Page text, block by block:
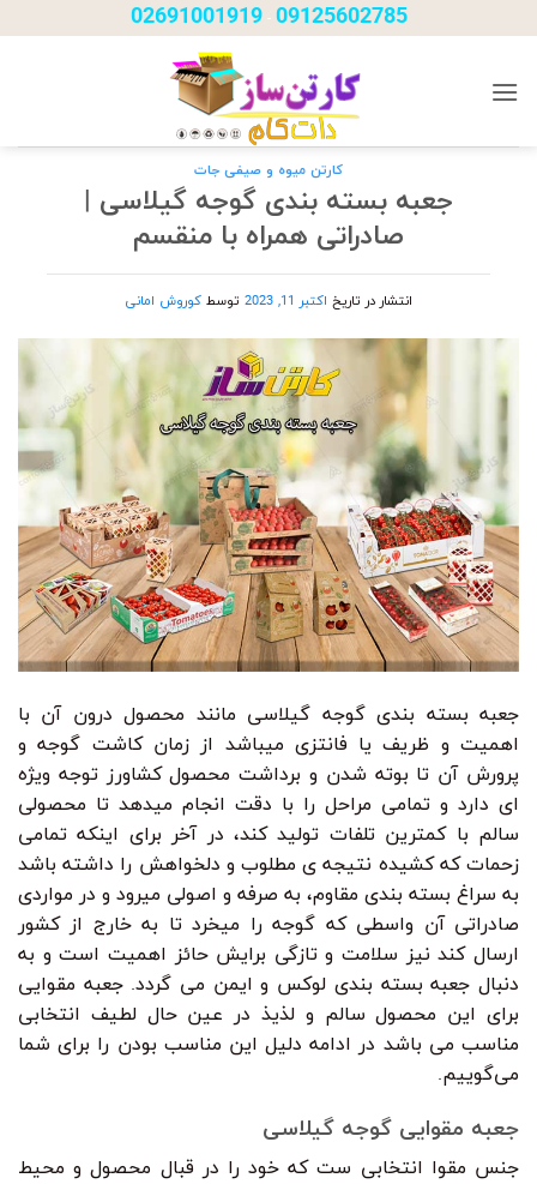
to
09125602785
-
02691001919
کارتن میوه و صیفی جات
جعبه بسته بندی گوجه گیلاسی |
صادراتی همراه با منقسم
انتشار در تاریخ اکتبر 11, 2023 توسط کوروش امانی
جعبه بسته بندی گوجه گیلاسی مانند محصول درون آن با
اهمیت و ظریف یا فانتزی میباشد از زمان کاشت گوجه و
پرورش آن تا بوته شدن و برداشت محصول کشاورز توجه ویژه
ای دارد و تمامی مراحل را با دقت انجام میدهد تا محصولی
سالم با کمترین تلفات تولید کند، در آخر برای اینکه تمامی
زحمات که کشیده نتیجه ی مطلوب و دلخواهش را داشته باشد
به سراغ بسته بندی مقاوم، به صرفه و اصولی میرود و در مواردی
صادراتی آن واسطی که گوجه را میخرد تا به خارج از کشور
ارسال کند نیز سلامت و تازگی برایش حائز اهمیت است و به
دنبال جعبه بسته بندی لوکس و ایمن می گردد. جعبه مقوایی
برای این محصول سالم و لذیذ در عین حال لطیف انتخابی
مناسب می باشد در ادامه دلیل این مناسب بودن را برای شما
می‌گوییم.
جعبه مقوایی گوجه گیلاسی
جنس مقوا انتخابی ست که خود را در قبال محصول و محیط